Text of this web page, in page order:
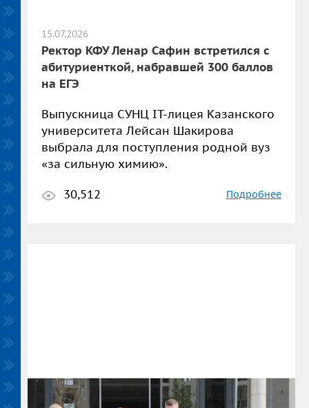
15.07.2026
Ректор КФУ Ленар Сафин встретился с
абитуриенткой, набравшей 300 баллов
на ЕГЭ
Выпускница СУНЦ IT-лицея Казанского
университета Лейсан Шакирова
выбрала для поступления родной вуз
«за сильную химию».
30,512
Подробнее